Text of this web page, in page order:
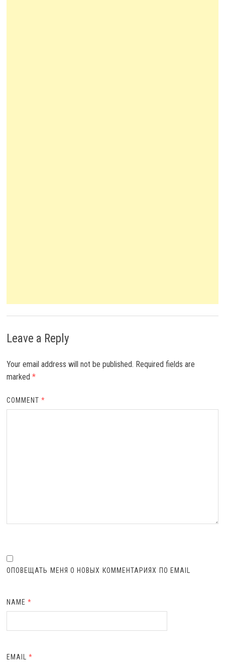
Leave a Reply
Your email address will not be published. Required fields are
marked *
COMMENT*
ОПОВЕЩАТЬ МЕНЯ О НОВЫХ КОММЕНТАРИЯХ ПО EMAIL
NAME*
EMAIL*